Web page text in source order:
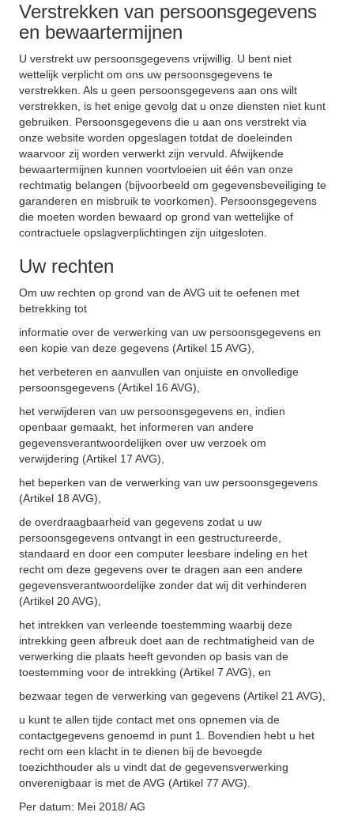
Verstrekken van persoonsgegevens
en bewaartermijnen
U verstrekt uw persoonsgegevens vrijwillig. U bent niet
wettelijk verplicht om ons uw persoonsgegevens te
verstrekken. Als u geen persoonsgegevens aan ons wilt
verstrekken, is het enige gevolg dat u onze diensten niet kunt
gebruiken. Persoonsgegevens die u aan ons verstrekt via
onze website worden opgeslagen totdat de doeleinden
waarvoor zij worden verwerkt zijn vervuld. Afwijkende
bewaartermijnen kunnen voortvloeien uit één van onze
rechtmatig belangen (bijvoorbeeld om gegevensbeveiliging te
garanderen en misbruik te voorkomen). Persoonsgegevens
die moeten worden bewaard op grond van wettelijke of
contractuele opslagverplichtingen zijn uitgesloten.
Uw rechten
Om uw rechten op grond van de AVG uit te oefenen met
betrekking tot
informatie over de verwerking van uw persoonsgegevens en
een kopie van deze gegevens (Artikel 15 AVG),
het verbeteren en aanvullen van onjuiste en onvolledige
persoonsgegevens (Artikel 16 AVG),
het verwijderen van uw persoonsgegevens en, indien
openbaar gemaakt, het informeren van andere
gegevensverantwoordelijken over uw verzoek om
verwijdering (Artikel 17 AVG),
het beperken van de verwerking van uw persoonsgegevens
(Artikel 18 AVG),
de overdraagbaarheid van gegevens zodat u uw
persoonsgegevens ontvangt in een gestructureerde,
standaard en door een computer leesbare indeling en het
recht om deze gegevens over te dragen aan een andere
gegevensverantwoordelijke zonder dat wij dit verhinderen
(Artikel 20 AVG),
het intrekken van verleende toestemming waarbij deze
intrekking geen afbreuk doet aan de rechtmatigheid van de
verwerking die plaats heeft gevonden op basis van de
toestemming voor de intrekking (Artikel 7 AVG), en
bezwaar tegen de verwerking van gegevens (Artikel 21 AVG),
u kunt te allen tijde contact met ons opnemen via de
contactgegevens genoemd in punt 1. Bovendien hebt u het
recht om een klacht in te dienen bij de bevoegde
toezichthouder als u vindt dat de gegevensverwerking
onverenigbaar is met de AVG (Artikel 77 AVG).
Per datum: Mei 2018/ AG